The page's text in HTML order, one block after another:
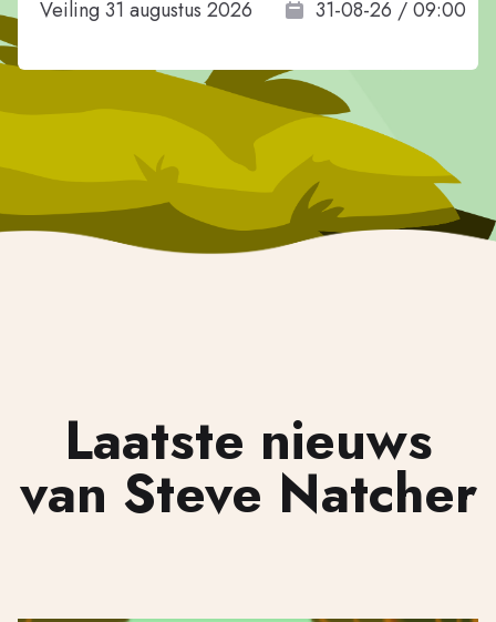
Veiling 31 augustus 2026 31-08-26 / 09:00
Laatste nieuws
van Steve Natcher